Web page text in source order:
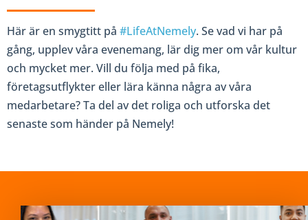
Här är en smygtitt på #LifeAtNemely. Se vad vi har på
gång, upplev våra evenemang, lär dig mer om vår kultur
och mycket mer. Vill du följa med på fika,
företagsutflykter eller lära känna några av våra
medarbetare? Ta del av det roliga och utforska det
senaste som händer på Nemely!